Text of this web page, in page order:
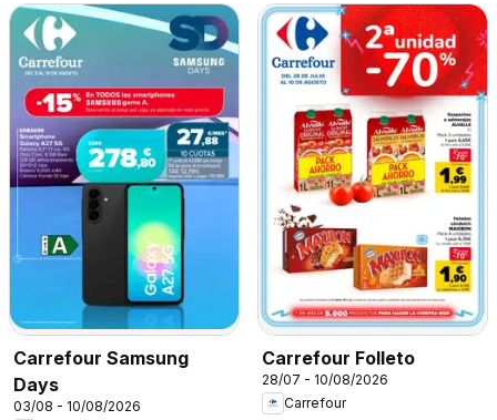
Carrefour Samsung
Days
03/08 - 10/08/2026
Carrefour Folleto
28/07 - 10/08/2026
Carrefour